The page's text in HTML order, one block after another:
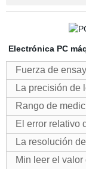
Electrónica PC
Fuerza de
La precisión de
Rango de
El error relativo
La resolución
Min leer el